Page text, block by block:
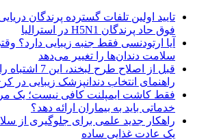
تایید اولین تلفات گسترده پرندگان دریایی
فوق حاد پرندگان H5N1 در استرالیا
آیا ارتودنسی فقط جنبه زیبایی دارد؟
سلامت دندان‌ها را تغییر می‌دهد
قبل از اصلاح طرح
راهنمای انتخاب دندانپزشک زیبایی در
فقط کاشت ایمپلنت کافی نیست؛ یک
خدماتی باید به بیماران ارائه دهد؟
راهکار جدید علمی برای جلوگیری از
یک عادت غذایی ساده